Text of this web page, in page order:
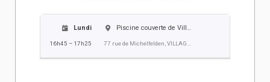
Lundi
16h45 – 17h25
Piscine couverte de Village-Neuf